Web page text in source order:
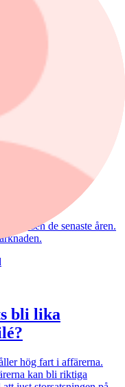
som i dag
vår nya Investtech
av en aktie på
indikerar en starkare
enligt Investtechs
börsen de senaste åren.
bli lika
hög fart i affärerna.
kan bli riktiga